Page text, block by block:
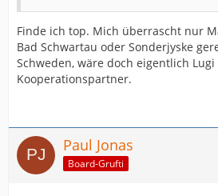
Finde ich top. Mich überrascht nur
Bad Schwartau oder Sonderjyske
Schweden, wäre doch eigentlich
Kooperationspartner.
Paul Jonas
Board-Grufti